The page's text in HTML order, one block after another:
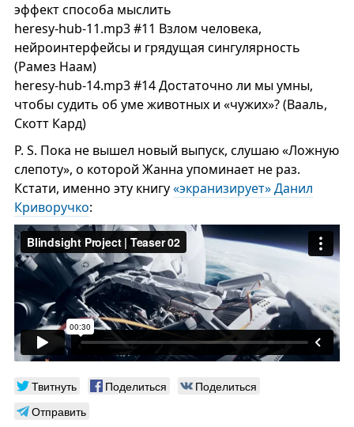
эффект способа мыслить
heresy-hub-11.mp3 #11 Взлом человека,
нейроинтерфейсы и грядущая сингулярность
(Рамез Наам)
heresy-hub-14.mp3 #14 Достаточно ли мы умны,
чтобы судить об уме животных и «чужих»? (Вааль,
Скотт Кард)
P. S. Пока не вышел новый выпуск, слушаю «Ложную
слепоту», о которой Жанна упоминает не раз.
Кстати, именно эту книгу«экранизирует» Данил
Криворучко:
Твитнуть Поделиться
Поделиться
Отправить